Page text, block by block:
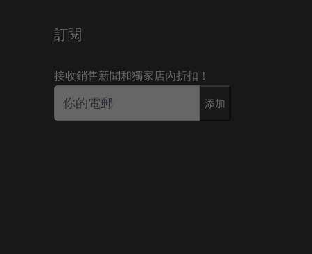
訂閱
接收銷售新聞和獨家店內折扣！
添加